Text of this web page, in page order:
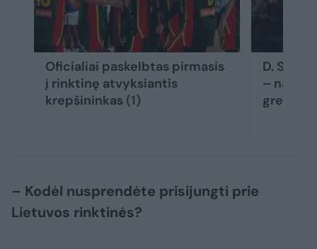
Oficialiai paskelbtas pirmasis
į rinktinę atvyksiantis
krepšininkas (1)
D.
–
gresia
– Kodėl nusprendėte prisijungti prie
Lietuvos rinktinės?